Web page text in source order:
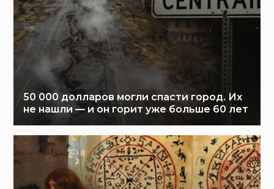
50 000 долларов могли спасти город. Их
не нашли — и он горит уже больше 60 лет